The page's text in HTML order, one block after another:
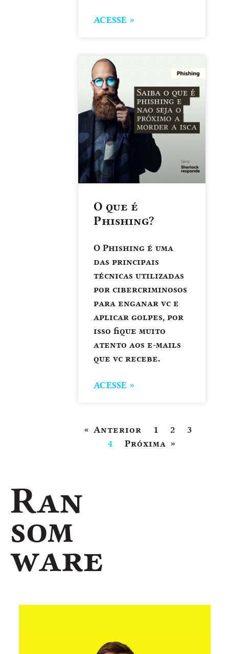
ACESSE »
O que é
Phishing?
O Phishing é uma
das principais
técnicas utilizadas
por cibercriminosos
para enganar vc e
aplicar golpes, por
isso fique muito
atento aos e-mails
que vc recebe.
ACESSE »
« Anterior 1 2
3
4
Próxima »
Ran
som
ware